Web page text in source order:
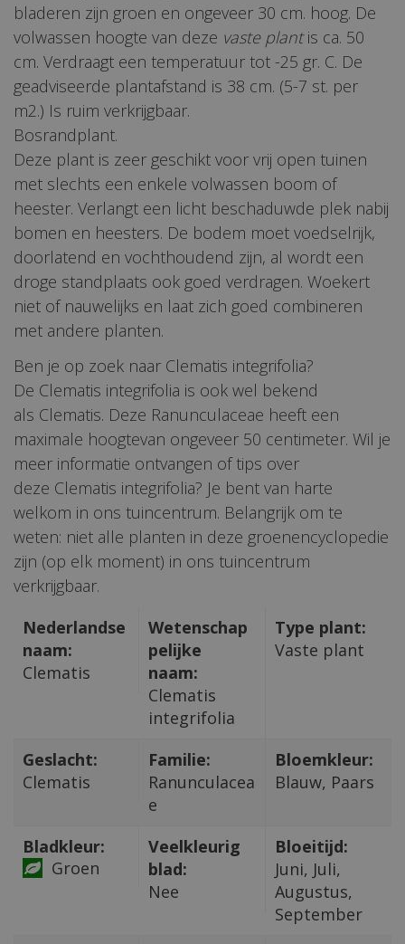
bladeren zijn groen en ongeveer 30 cm. hoog. De
volwassen hoogte van deze vaste plantis ca. 50
cm. Verdraagt een temperatuur tot -25 gr. C. De
geadviseerde plantafstand is 38 cm. (5-7 st. per
m2.) Is ruim verkrijgbaar.
Bosrandplant.
Deze plant is zeer geschikt voor vrij open tuinen
met slechts een enkele volwassen boom of
heester. Verlangt een licht beschaduwde plek nabij
bomen en heesters. De bodem moet voedselrijk,
doorlatend en vochthoudend zijn, al wordt een
droge standplaats ook goed verdragen. Woekert
niet of nauwelijks en laat zich goed combineren
met andere planten.
Ben je op zoek naar Clematis integrifolia?
De Clematis integrifolia is ook wel bekend
als Clematis. Deze Ranunculaceae heeft een
maximale hoogtevan ongeveer 50 centimeter. Wil je
meer informatie ontvangen of tips over
deze Clematis integrifolia? Je bent van harte
welkom in ons tuincentrum. Belangrijk om te
weten: niet alle planten in deze groenencyclopedie
zijn (op elk moment) in ons tuincentrum
verkrijgbaar.
Nederlandse
naam:
Clematis
Wetenschap
pelijke
naam:
Clematis
integrifolia
Type plant:
Vaste plant
Geslacht:
Clematis
Familie:
Ranunculacea
e
Bloemkleur:
Blauw, Paars
Bladkleur:
Groen
Veelkleurig
blad:
Nee
Bloeitijd:
Juni, Juli,
Augustus,
September